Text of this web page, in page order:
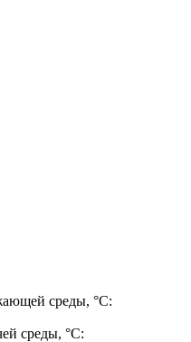
среды, °C:
среды, °C: